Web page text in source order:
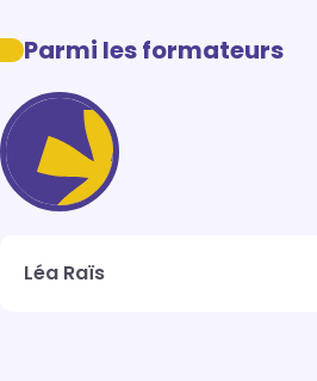
Parmi les formateurs
Léa Raïs